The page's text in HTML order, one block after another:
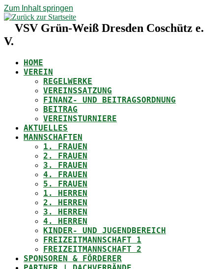
Zum Inhalt springen
VSV Grün-Weiß Dresden Coschütz e.
V.
HOME
VEREIN
REGELWERKE
VEREINSSATZUNG
FINANZ- UND BEITRAGSORDNUNG
BEITRAG
VEREINSTURNIERE
AKTUELLES
MANNSCHAFTEN
1. FRAUEN
2. FRAUEN
3. FRAUEN
4. FRAUEN
5. FRAUEN
1. HERREN
2. HERREN
3. HERREN
4. HERREN
KINDER- UND JUGENDBEREICH
FREIZEITMANNSCHAFT 1
FREIZEITMANNSCHAFT 2
SPONSOREN & FÖRDERER